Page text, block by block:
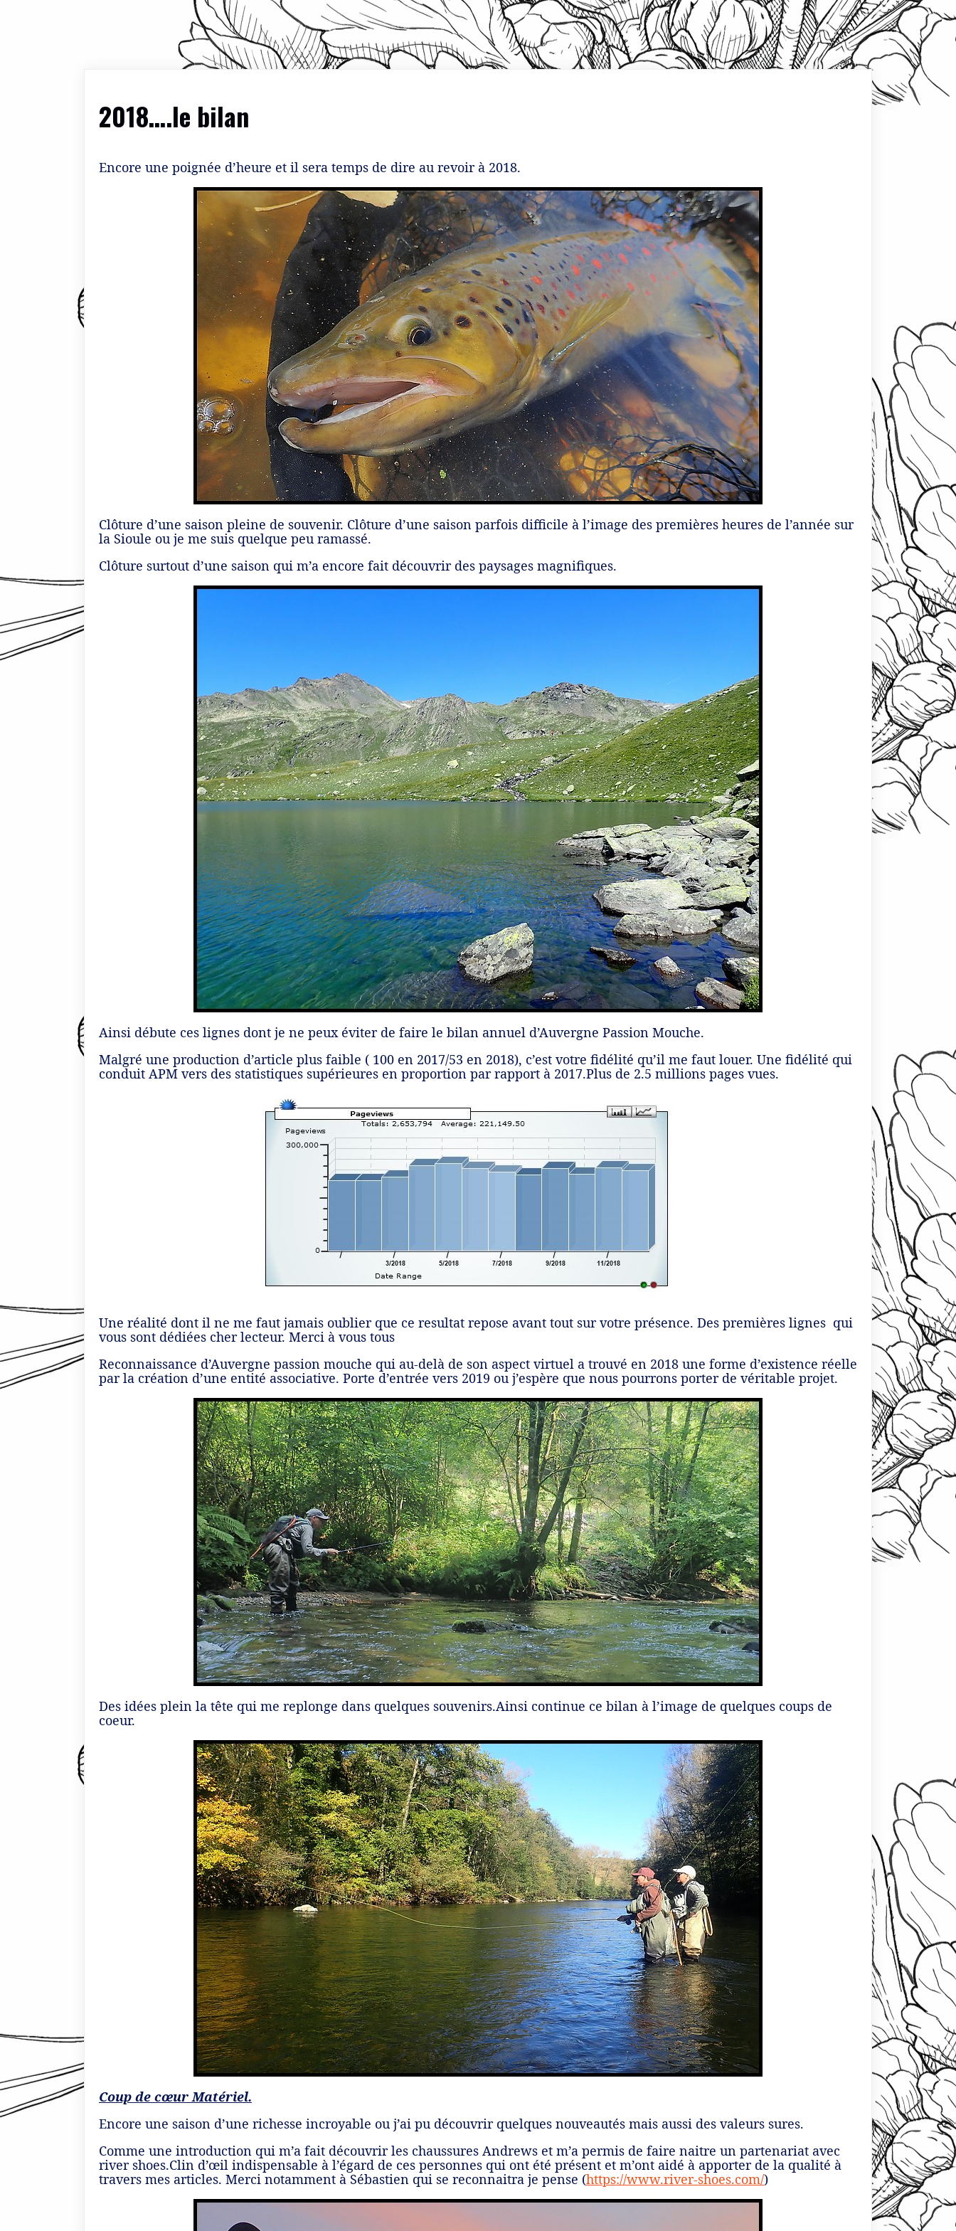
2018….le bilan
Encore une poignée d’heure et il sera temps de dire au revoir à 2018.
Clôture d’une saison pleine de souvenir. Clôture d’une saison parfois difficile à l’image des premières heures de l’année sur
la Sioule ou je me suis quelque peu ramassé.
Clôture surtout d’une saison qui m’a encore fait découvrir des paysages magnifiques.
Ainsi débute ces lignes dont je ne peux éviter de faire le bilan annuel d’Auvergne Passion Mouche.
Malgré une production d’article plus faible ( 100 en 2017/53 en 2018), c’est votre fidélité qu’il me faut louer. Une fidélité qui
conduit APM vers des statistiques supérieures en proportion par rapport à 2017.Plus de 2.5 millions pages vues.
Une réalité dont il ne me faut jamais oublier que ce resultat repose avant tout sur votre présence. Des premières lignes qui
vous sont dédiées cher lecteur. Merci à vous tous
Reconnaissance d’Auvergne passion mouche qui au-delà de son aspect virtuel a trouvé en 2018 une forme d’existence réelle
par la création d’une entité associative. Porte d’entrée vers 2019 ou j’espère que nous pourrons porter de véritable projet.
Des idées plein la tête qui me replonge dans quelques souvenirs.Ainsi continue ce bilan à l’image de quelques coups de
coeur.
Coup de cœur Matériel.
Encore une saison d’une richesse incroyable ou j’ai pu découvrir quelques nouveautés mais aussi des valeurs sures.
Comme une introduction qui m’a fait découvrir les chaussures Andrews et m’a permis de faire naitre un partenariat avec
river shoes.Clin d’œil indispensable à l’égard de ces personnes qui ont été présent et m’ont aidé à apporter de la qualité à
travers mes articles. Merci notamment à Sébastien qui se reconnaitra je pense (https://www.river-shoes.com/)